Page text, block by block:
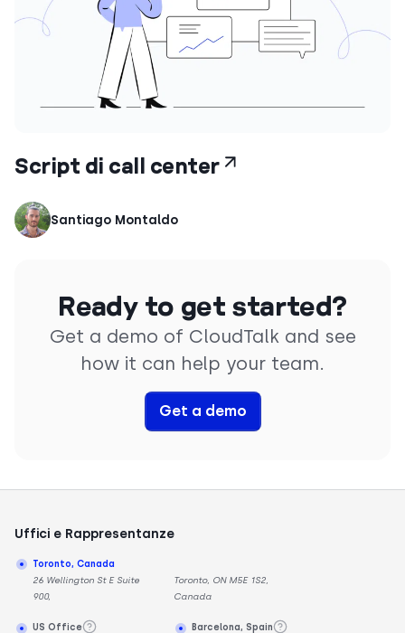
Script di call center
Santiago Montaldo
Ready to get started?
Get a demo of CloudTalk and see
how it can help your team.
Get a demo
Uffici e Rappresentanze
Toronto, Canada
26 Wellington St E Suite
900,
Toronto, ON M5E 1S2,
Canada
US Office
Barcelona, Spain